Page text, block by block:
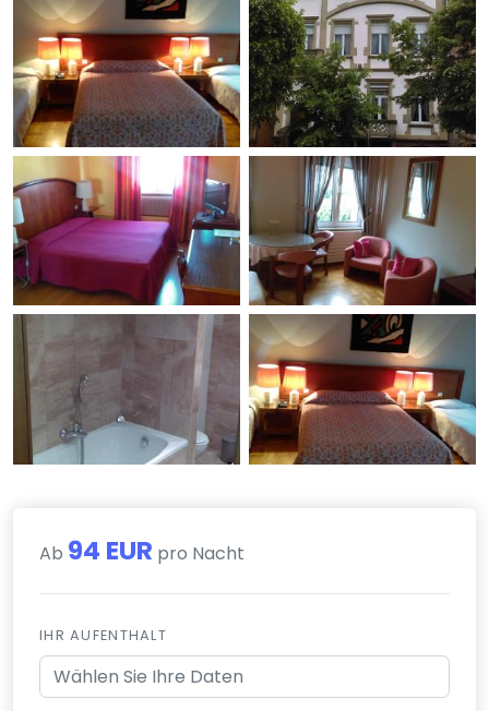
Ab 94 EUR pro Nacht
IHR AUFENTHALT